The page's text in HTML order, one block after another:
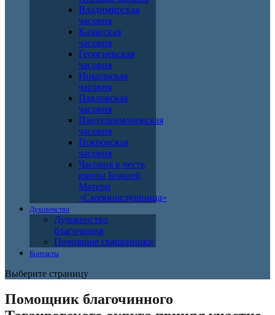
Владимирская
часовня
Казанская
часовня
Георгиевская
часовня
Никольская
часовня
Павловская
часовня
Пантелеимоновская
часовня
Покровская
часовня
Часовня в честь
иконы Божией
Матери
«Скоропослушница»
Духовенство
Духовенство
благочиния
Почившие священники
Контакты
Выберите страницу
Помощник благочинного